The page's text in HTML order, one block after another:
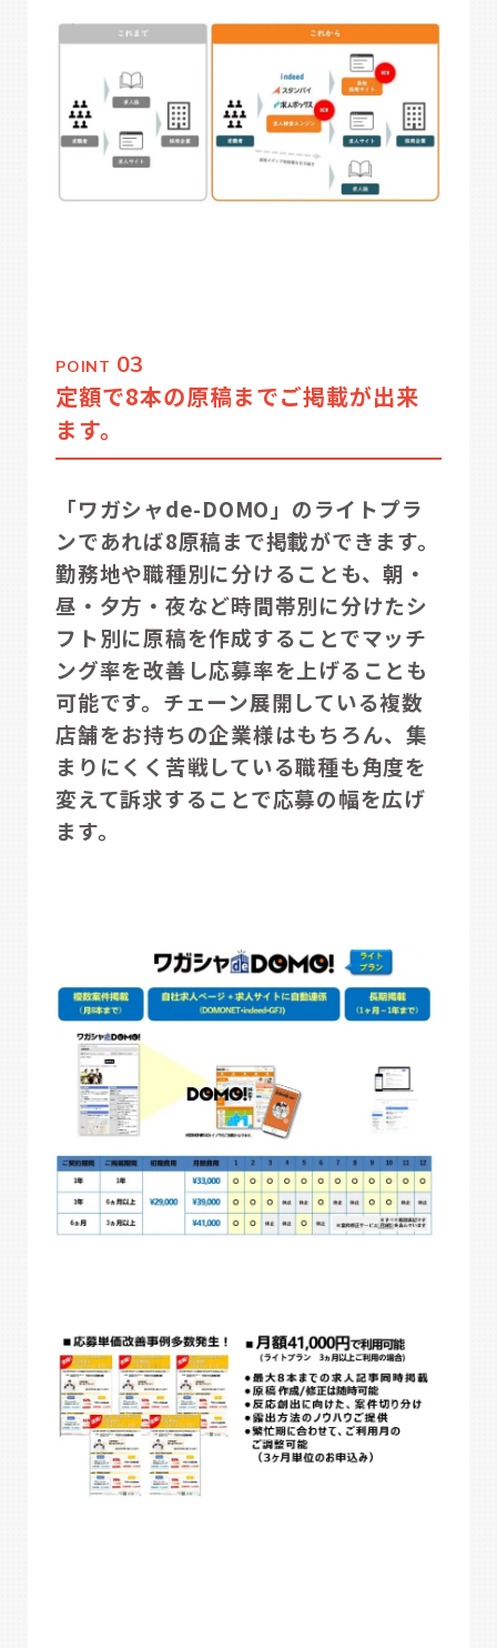
POINT 03
定額で8本の原稿までご掲載が出来
ます。
「ワガシャde-DOMO」のライトプラ
ンであれば8原稿まで掲載ができます。
勤務地や職種別に分けることも、朝・
昼・夕方・夜など時間帯別に分けたシ
フト別に原稿を作成することでマッチ
ング率を改善し応募率を上げることも
可能です。チェーン展開している複数
店舗をお持ちの企業様はもちろん、集
まりにくく苦戦している職種も角度を
変えて訴求することで応募の幅を広げ
ます。